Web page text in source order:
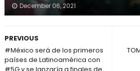
December 06, 2021
PREVIOUS
#México será de los primeros
países de Latinoamérica con